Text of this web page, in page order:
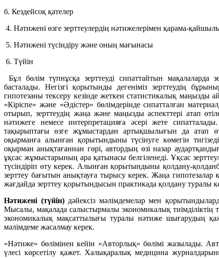
б. Кездейсоқ қателер
4. Нәтижені өзге зерттеулердің нәтижелерімен қарама-
5. Нәтижені түсіндіру және оның мағынасы
6. Түйін
Бұл бөлім түпнұсқа зерттеуді сипаттайтын мақалаларда
басталады. Негізгі қорытынды дегеніміз зерттеудің
гипотезаны тексеру кезінде жеткен статистикалық
«Кіріспе» және «Әдістер» бөлімдерінде сипатталған
отырып, зерттеудің жаңа және маңызды аспекттері атап
нәтижеге немесе интерпретацияға әсері жете
тақырыптағы өзге жұмыстардан артықшылығын да атап
оқырманға алынған қорытындыны түсінуге көмегін
оқырман анықтағаннан гөрі, автордың өзі назар
ұқсас жұмыстарының ара қатынасы белгіленеді. Ұқсас
түсіндіріп өту керек. Алынған қорытындыны қолдану-
зерттеу бағытын анықтауға тырысу керек. Жаңа гипотезалар
жағдайда зерттеу қорытындысын практикада қолдану туралы
Нәтижені (түйін)дәйексіз мәлімдемелар мен
Мысалы, мақалада салыстырмалы экономикалық тиімділіктің
экономикалық мақсаттылығы туралы нәтиже шығарудың
мәлімдеме жасалмау керек.
«Нәтиже» бөлімінен кейін «Авторлық» бөлімі жазылады.
үлесі көрсетілу қажет. Халықаралық медицина